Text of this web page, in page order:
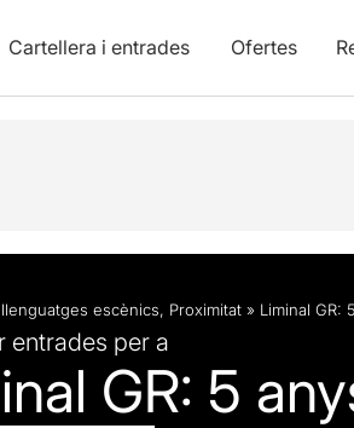
Cartellera i entrades Ofertes
Fitxa artística Fotos i vídeos
escènics, Proximitat » Liminal GR:
entrades per a
GR: 5